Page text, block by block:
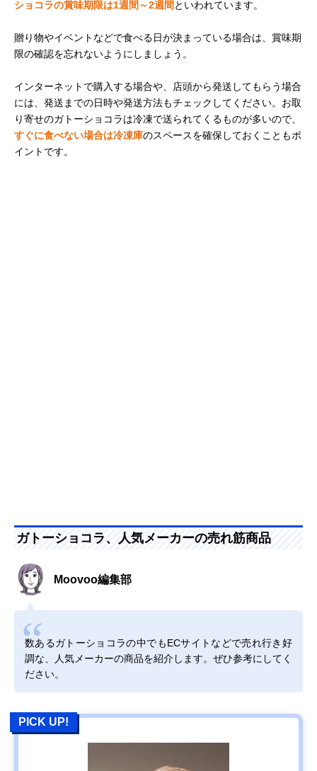
ショコラの賞味期限は1週間～2週間 といわれています。
贈り物やイベントなどで食べる日が決まっている場合は、賞味期
限の確認を忘れないようにしましょう。
インターネットで購入する場合や、店頭から発送してもらう場合
には、発送までの日時や発送方法もチェックしてください。お取
り寄せのガトーショコラは冷凍で送られてくるものが多いので、
すぐに食べない場合は冷凍庫のスペースを確保しておくこともポ
イントです。
ガトーショコラ、人気メーカーの売れ筋商品
Moovoo編集部
数あるガトーショコラの中でもECサイトなどで売れ行き好
調な、人気メーカーの商品を紹介します。ぜひ参考にしてく
ださい。
PICK UP!